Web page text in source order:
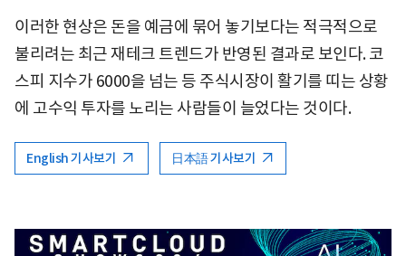
이러한 현상은 돈을 예금에 묶어 놓기보다는 적극적으로
불리려는 최근 재테크 트렌드가 반영된 결과로 보인다. 코
스피 지수가 6000을 넘는 등 주식시장이 활기를 띠는 상황
에 고수익 투자를 노리는 사람들이 늘었다는 것이다.
English 기사보기 日本語 기사보기